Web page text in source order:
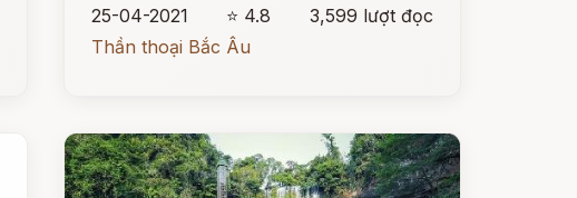
25-04-2021
⭐ 4.8
3,599 lượt đọc
Thần thoại Bắc Âu